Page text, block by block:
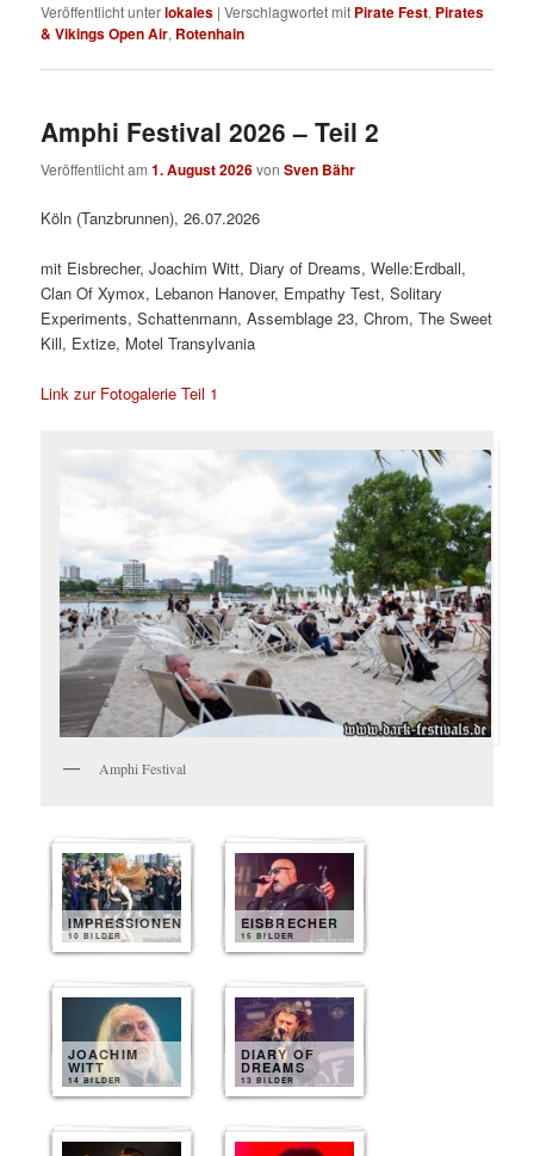
Veröffentlicht unterlokales |Verschlagwortet mit Pirate Fest, Pirates
& Vikings Open Air, Rotenhain
Amphi Festival 2026 – Teil 2
Veröffentlicht am1. August 2026vonSven Bähr
Köln (Tanzbrunnen), 26.07.2026
mit Eisbrecher, Joachim Witt, Diary of Dreams, Welle:Erdball,
Clan Of Xymox, Lebanon Hanover, Empathy Test, Solitary
Experiments, Schattenmann, Assemblage 23, Chrom, The Sweet
Kill, Extize, Motel Transylvania
Link zur Fotogalerie Teil 1
Amphi Festival
IMPRESSIONEN
10 BILDER
EISBRECHER
15 BILDER
JOACHIM
WITT
14 BILDER
DIARY OF
DREAMS
13 BILDER